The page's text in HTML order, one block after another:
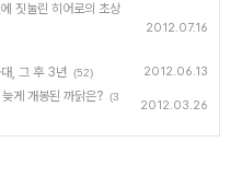
짓눌린 히어로의 초상
2012.07.16
, 그 후 3년 (52) 2012.06.13
게 개봉된 까닭은? (3
2012.03.26